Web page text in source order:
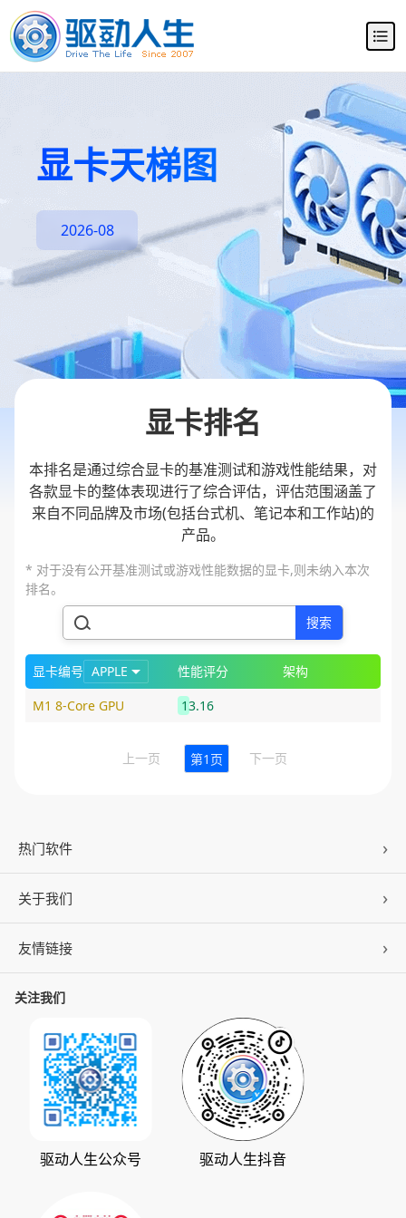
显卡天梯图
2026-08
显卡排名
本排名是通过综合显卡的基准测试和游戏性能结果，对
各款显卡的整体表现进行了综合评估，评估范围涵盖了
来自不同品牌及市场(包括台式机、笔记本和工作站)的
产品。
* 对于没有公开基准测试或游戏性能数据的显卡,则未纳入本次
排名。
搜索
显卡编号 APPLE 性能评分
架构
M1 8-Core GPU
13.16
上一页 第1页 下一页
热门软件
驱动人生
百页窗
数据救星
人生日历
关于我们
公司概况
公司动态
发展历程
支持中心
版权声明
友情链接
ZOL下载
华军软件园
系统之家
下载之家
驱动大师
关注我们
驱动人生公众号 驱动人生抖音